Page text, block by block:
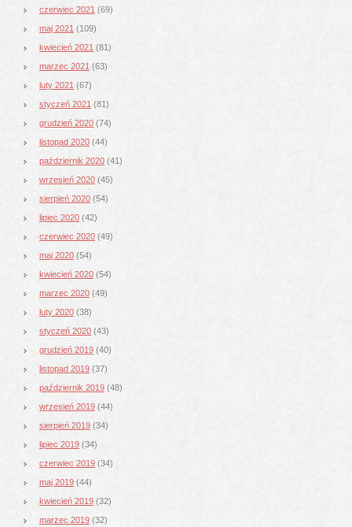
czerwiec 2021 (69)
maj 2021 (109)
kwiecień 2021 (81)
marzec 2021 (63)
luty 2021 (67)
styczeń 2021 (81)
grudzień 2020 (74)
listopad 2020 (44)
październik 2020 (41)
wrzesień 2020 (45)
sierpień 2020 (54)
lipiec 2020 (42)
czerwiec 2020 (49)
maj 2020 (54)
kwiecień 2020 (54)
marzec 2020 (49)
luty 2020 (38)
styczeń 2020 (43)
grudzień 2019 (40)
listopad 2019 (37)
październik 2019 (48)
wrzesień 2019 (44)
sierpień 2019 (34)
lipiec 2019 (34)
czerwiec 2019 (34)
maj 2019 (44)
kwiecień 2019 (32)
marzec 2019 (32)